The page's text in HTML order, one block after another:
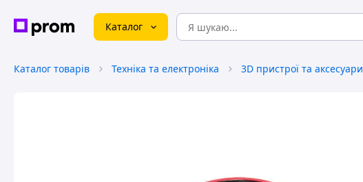
Каталог
Каталог товарів Техніка та електроніка 3D пристрої та аксесуари